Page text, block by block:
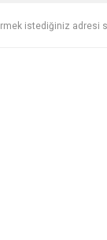
istediğiniz adresi